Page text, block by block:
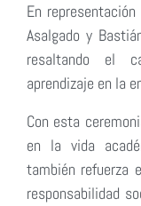
En
Asalgado y
resaltando el
aprendizaje en la
Con esta
en la vida
también refuerza
responsabilidad